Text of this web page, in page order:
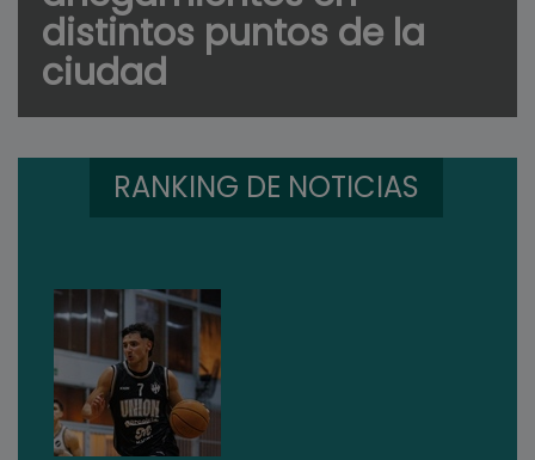
distintos puntos de la
ciudad
RANKING DE NOTICIAS